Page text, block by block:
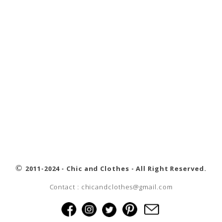
© 2011-2024 - Chic and Clothes - All Right Reserved.
Contact : chicandclothes@gmail.com